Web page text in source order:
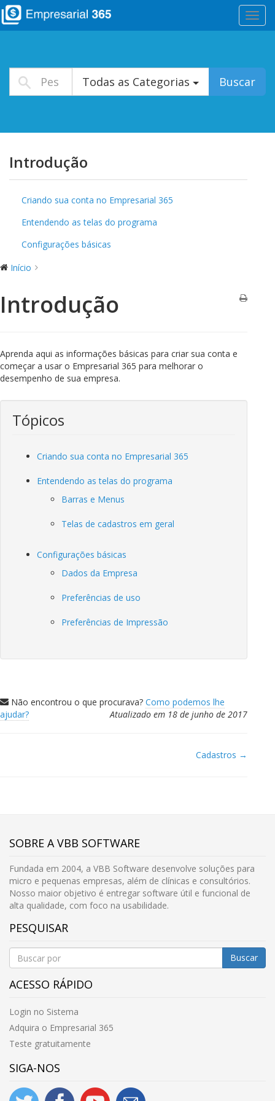
Todas as Categorias Buscar
Introdução
Criando sua conta no Empresarial 365
Entendendo as telas do programa
Configurações básicas
Início
Introdução
Aprenda aqui as informações básicas para criar sua conta e
começar a usar o Empresarial 365 para melhorar o
desempenho de sua empresa.
Tópicos
Criando sua conta no Empresarial 365
Entendendo as telas do programa
Barras e Menus
Telas de cadastros em geral
Configurações básicas
Dados da Empresa
Preferências de uso
Preferências de Impressão
Não encontrou o que procurava? Como podemos lhe
ajudar?
Atualizado em 18 de junho de 2017
Cadastros →
SOBRE A VBB SOFTWARE
Fundada em 2004, a VBB Software desenvolve soluções para
micro e pequenas empresas, além de clínicas e consultórios.
Nosso maior objetivo é entregar software útil e funcional de
alta qualidade, com foco na usabilidade.
PESQUISAR
Buscar
ACESSO RÁPIDO
Login no Sistema
Adquira o Empresarial 365
Teste gratuitamente
SIGA-NOS